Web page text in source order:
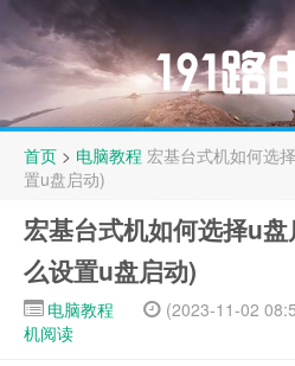
首页 > 电脑教程 宏基台式机如何选
置u盘启动)
宏基台式机如何选择u
么设置u盘启动)
电脑教程 (2023-11-02
机阅读